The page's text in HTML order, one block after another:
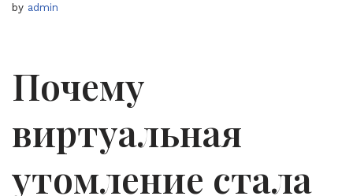
by admin
Почему
виртуальная
утомление стала